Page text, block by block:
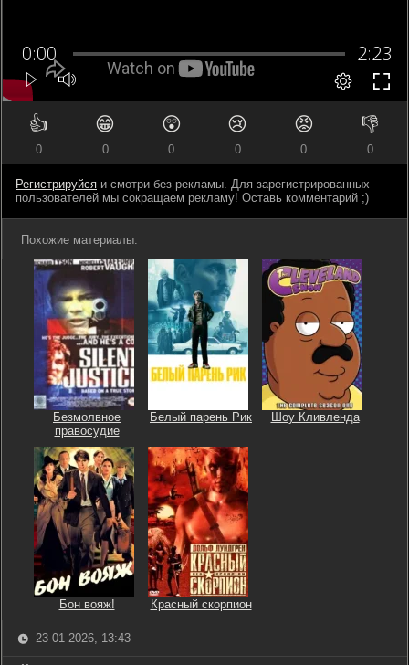
👍
0
😁
0
😲
0
😢
0
😡
0
👎
0
Регистрируйся и смотри без рекламы. Для зарегистрированных
пользователей мы сокращаем рекламу! Оставь комментарий ;)
Похожие материалы:
Безмолвное
правосудие
Белый парень Рик Шоу Кливленда
Бон вояж! Красный скорпион
23-01-2026, 13:43